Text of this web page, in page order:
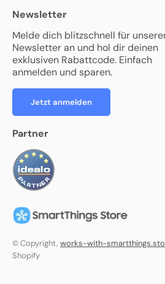
Newsletter
Melde dich blitzschnell für
Newsletter an und hol dir deinen
exklusiven Rabattcode. Einfach
anmelden und sparen.
Jetzt anmelden
Partner
© Copyright, works-with-
Shopify